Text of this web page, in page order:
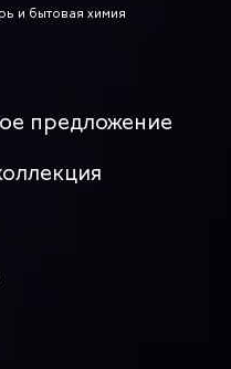
и бытовая химия
предложение